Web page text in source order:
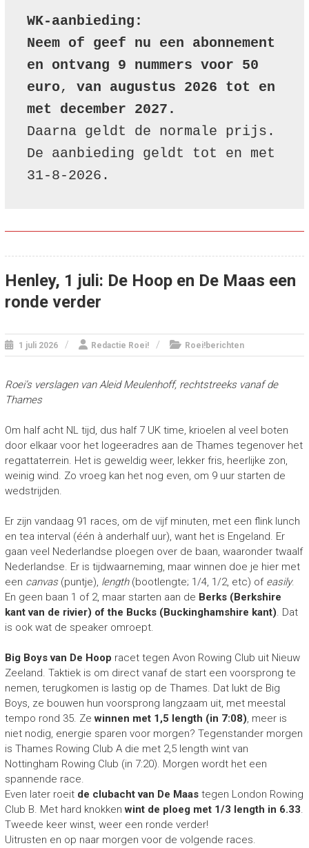
WK-aanbieding:
Neem of geef nu een abonnement
en ontvang 9 nummers voor 50
euro, van augustus 2026 tot en
met december 2027.
Daarna geldt de normale prijs.
De aanbieding geldt tot en met
31-8-2026.
Henley, 1 juli: De Hoop en De Maas een
ronde verder
1 juli 2026 Redactie Roei! Roei!berichten
Roei’s verslagen van Aleid Meulenhoff, rechtstreeks vanaf de
Thames
Om half acht NL tijd, dus half 7 UK time, krioelen al veel boten
door elkaar voor het logeeradres aan de Thames tegenover het
regattaterrein. Het is geweldig weer, lekker fris, heerlijke zon,
weinig wind. Zo vroeg kan het nog even, om 9 uur starten de
wedstrijden.
Er zijn vandaag 91 races, om de vijf minuten, met een flink lunch
en tea interval (één à anderhalf uur), want het is Engeland. Er
gaan veel Nederlandse ploegen over de baan, waaronder twaalf
Nederlandse. Er is tijdwaarneming, maar winnen doe je hier met
een canvas (puntje), length (bootlengte; 1/4, 1/2, etc) of easily.
En geen baan 1 of 2, maar starten aan de Berks (Berkshire
kant van de rivier) of the Bucks (Buckinghamshire kant). Dat
is ook wat de speaker omroept.
Big Boys van De Hoop racet tegen Avon Rowing Club uit Nieuw
Zeeland. Taktiek is om direct vanaf de start een voorsprong te
nemen, terugkomen is lastig op de Thames. Dat lukt de Big
Boys, ze bouwen hun voorsprong langzaam uit, met meestal
tempo rond 35. Zewinnen met 1,5 length (in 7:08), meer is
niet nodig, energie sparen voor morgen? Tegenstander morgen
is Thames Rowing Club A die met 2,5 length wint van
Nottingham Rowing Club (in 7:20). Morgen wordt het een
spannende race.
Even later roeit de clubacht van De Maastegen London Rowing
Club B. Met hard knokkenwint de ploeg met 1/3 length in 6.33.
Tweede keer winst, weer een ronde verder!
Uitrusten en op naar morgen voor de volgende races.